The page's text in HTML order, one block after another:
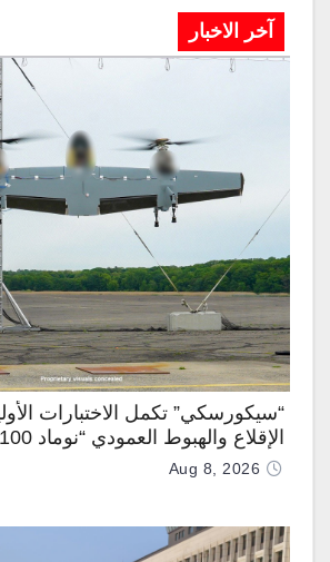
آخر الاخبار
“سيكورسكي” تكمل الاختبارات
الإقلاع والهبوط العمودي “نوماد 100”
Aug 8, 2026